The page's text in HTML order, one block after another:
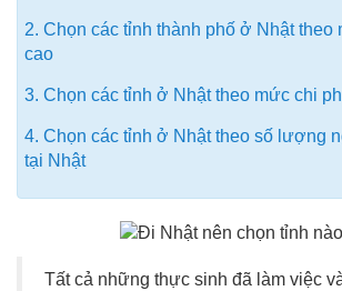
2. Chọn các tỉnh thành phố ở Nhật
cao
3. Chọn các tỉnh ở Nhật theo mức chi
4. Chọn các tỉnh ở Nhật theo số lượng
tại Nhật
Tất cả những thực sinh đã làm việc